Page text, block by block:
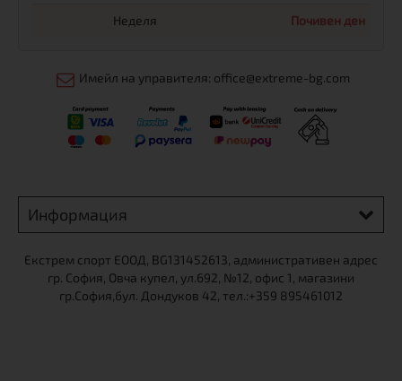
Неделя Почивен ден
Имейл на управителя: office@extreme-bg.com
Информация
Екстрем спорт ЕООД, BG131452613, административен адрес
гр. София, Овча купел, ул.692, №12, офис 1, магазини
гр.София,бул. Дондуков 42, тел.:+359 895461012